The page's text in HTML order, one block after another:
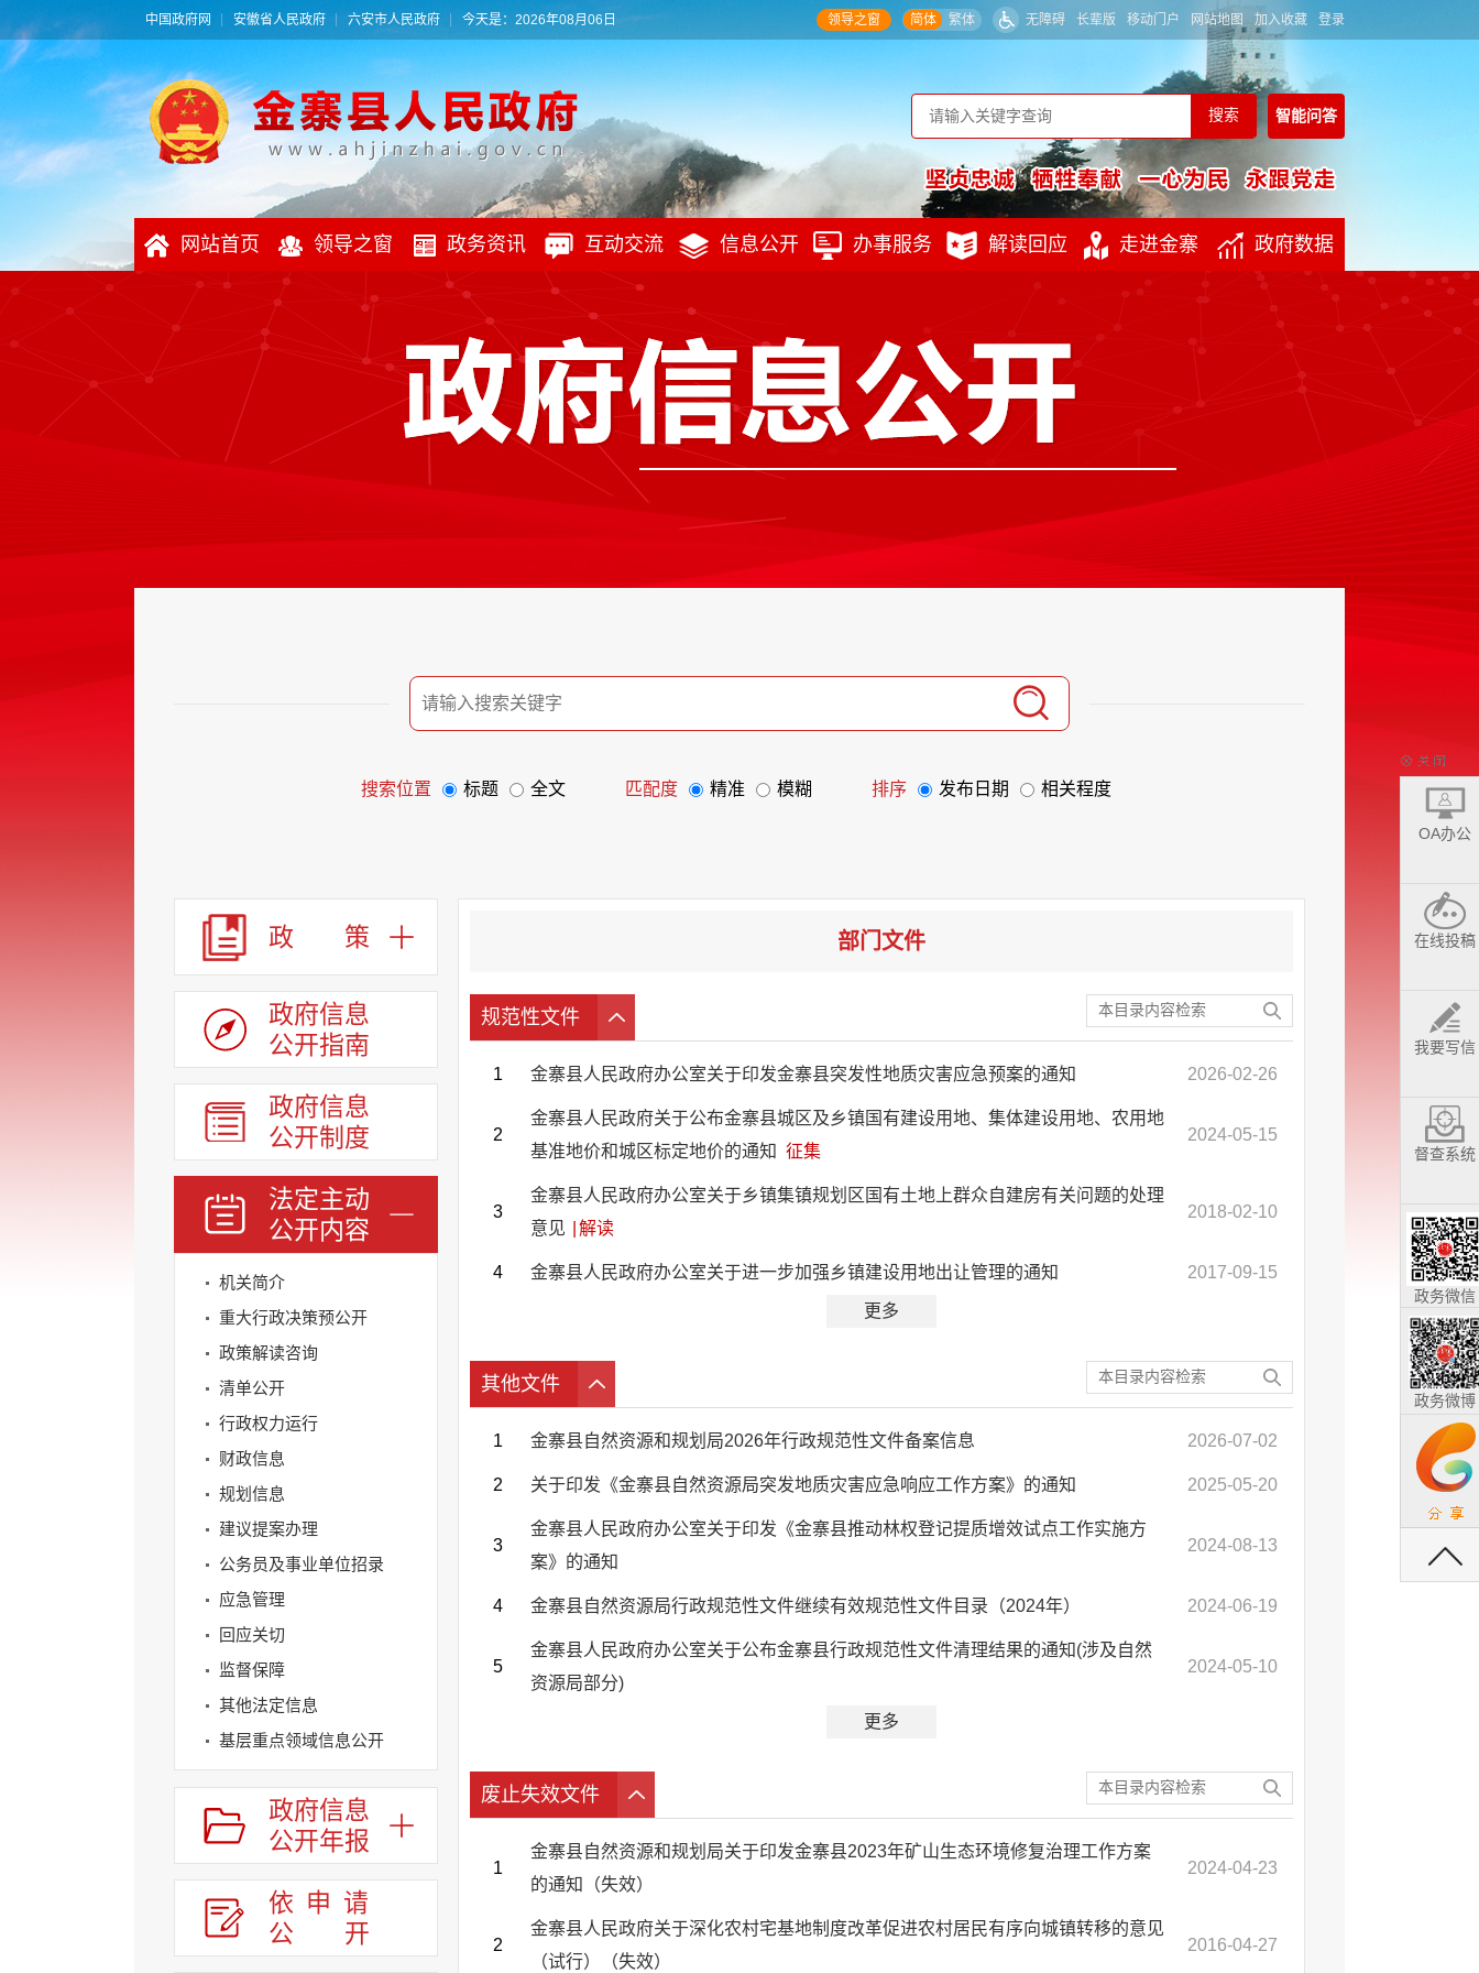
中国政府网 安徽省人民政府 六安市人民政府 今天是：2026年08月06日 领导之窗 简体 繁体 无障碍 长辈版 移动门户 网站地图 加入收藏 登录
智能问答
网站首页 领导之窗 政务资讯 互动交流 信息公开 办事服务 解读回应 走进金寨 政府数据
搜索位置 标题 全文 匹配度 精准 模糊 排序 发布日期 相关程度
政 策
政府信息
公开指南
政府信息
公开制度
法定主动
公开内容
机关简介
重大行政决策预公开
政策解读咨询
清单公开
行政权力运行
财政信息
规划信息
建议提案办理
公务员及事业单位招录
应急管理
回应关切
监督保障
其他法定信息
基层重点领域信息公开
政府信息
公开年报
依申请
公
开
部门文件
规范性文件
1 金寨县人民政府办公室关于印发金寨县突发性地质灾害应急预案的通知 2026-02-26
2
金寨县人民政府关于公布金寨县城区及乡镇国有建设用地、集体建设用地、农用地
基准地价和城区标定地价的通知 征集
2024-05-15
3
金寨县人民政府办公室关于乡镇集镇规划区国有土地上群众自建房有关问题的处理
意见
解读
2018-02-10
4 金寨县人民政府办公室关于进一步加强乡镇建设用地出让管理的通知 2017-09-15
更多
其他文件
1 金寨县自然资源和规划局2026年行政规范性文件备案信息 2026-07-02
2 关于印发《金寨县自然资源局突发地质灾害应急响应工作方案》的通知 2025-05-20
3
金寨县人民政府办公室关于印发《金寨县推动林权登记提质增效试点工作实施方
案》的通知
2024-08-13
4 金寨县自然资源局行政规范性文件继续有效规范性文件目录（2024年） 2024-06-19
5
金寨县人民政府办公室关于公布金寨县行政规范性文件清理结果的通知(涉及自然
资源局部分)
2024-05-10
更多
废止失效文件
1
金寨县自然资源和规划局关于印发金寨县2023年矿山生态环境修复治理工作方案
的通知（失效）
2024-04-23
2
金寨县人民政府关于深化农村宅基地制度改革促进农村居民有序向城镇转移的意见
（试行）（失效）
2016-04-27
OA办公
在线投稿
我要写信
督查系统
政务微信
政务微博
返回顶部